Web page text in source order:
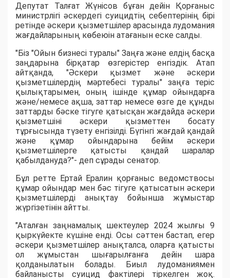
Депутат Талғат Жүнісов бұған дейін Қорғаныс
министрлігі әскердегі суицидтің себептерінің бірі
ретінде әскери қызметшілер арасында лудомания
жағдайларының көбеюін атағанын еске салды.
"Біз "Ойын бизнесі туралы" Заңға және елдің басқа
заңдарына бірқатар өзгерістер енгіздік. Атап
айтқанда, "Әскери қызмет және әскери
қызметшілердің мәртебесі туралы" заңға теріс
қылықтарымен, оның ішінде құмар ойындарға
және/немесе ақша, заттар немесе өзге де құнды
заттарды бәске тігуге қатысқан жағдайда әскери
қызметшіні әскери қызметтен босату
тұрғысында түзету енгізілді. Бүгінгі жағдай қандай
және құмар ойындарына бейім әскери
қызметшілерге қатысты қандай шаралар
қабылдануда?"- деп сұрады сенатор.
Бұл ретте Ертай Ералин қорғаныс ведомствосы
құмар ойындар мен бәс тігуге қатысатын әскери
қызметшілерді анықтау бойынша жұмыстар
жүргізетінін айтты.
"Аталған заңнамалық шектеулер 2024 жылғы 9
қыркүйекте күшіне енді. Осы сәттен бастап, егер
әскери қызметшілер анықталса, оларға қатысты
ол жұмыстан шығарылғанға дейін шара
қолданылатын болады. Биыл лудоманиямен
байланысты суицид фактілері тіркелген жоқ.